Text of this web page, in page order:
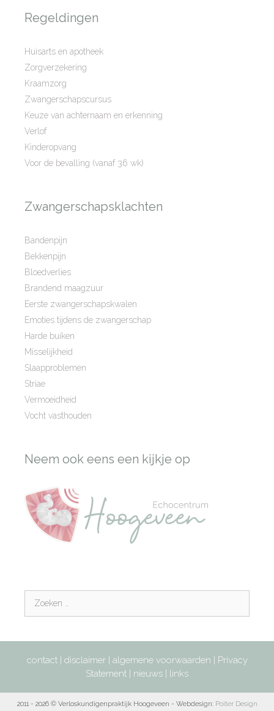
Regeldingen
Huisarts en apotheek
Zorgverzekering
Kraamzorg
Zwangerschapscursus
Keuze van achternaam en erkenning
Verlof
Kinderopvang
Voor de bevalling (vanaf 36 wk)
Zwangerschapsklachten
Bandenpijn
Bekkenpijn
Bloedverlies
Brandend maagzuur
Eerste zwangerschapskwalen
Emoties tijdens de zwangerschap
Harde buiken
Misselijkheid
Slaapproblemen
Striae
Vermoeidheid
Vocht vasthouden
Neem ook eens een kijkje op
contact| disclaimer| algemene voorwaarden | Privacy
Statement | nieuws | links
2011 - 2026 © Verloskundigenpraktijk Hoogeveen - Webdesign: Poiter Design